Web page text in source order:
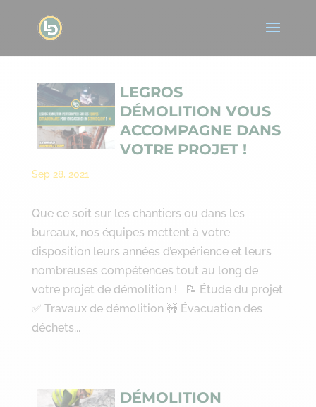
LEGROS
DÉMOLITION VOUS
ACCOMPAGNE DANS
VOTRE PROJET !
Sep 28, 2021
Que ce soit sur les chantiers ou dans les
bureaux, nos équipes mettent à votre
disposition leurs années d’expérience et leurs
nombreuses compétences tout au long de
votre projet de démolition ! 📝 Étude du projet
✅ Travaux de démolition 🚧 Évacuation des
déchets...
DÉMOLITION